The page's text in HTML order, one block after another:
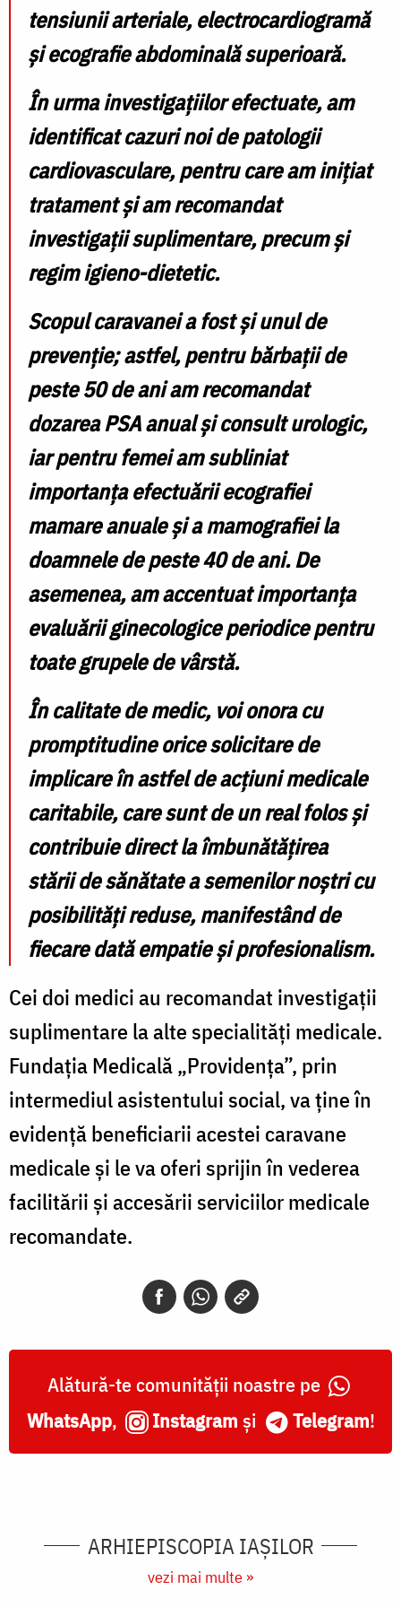
tensiunii arteriale, electrocardiogramă
și ecografie abdominală superioară.
În urma investigațiilor efectuate, am
identificat cazuri noi de patologii
cardiovasculare, pentru care am inițiat
tratament și am recomandat
investigații suplimentare, precum și
regim igieno-dietetic.
Scopul caravanei a fost și unul de
prevenție; astfel, pentru bărbații de
peste 50 de ani am recomandat
dozarea PSA anual și consult urologic,
iar pentru femei am subliniat
importanța efectuării ecografiei
mamare anuale și a mamografiei la
doamnele de peste 40 de ani. De
asemenea, am accentuat importanța
evaluării ginecologice periodice pentru
toate grupele de vârstă.
În calitate de medic, voi onora cu
promptitudine orice solicitare de
implicare în astfel de acțiuni medicale
caritabile, care sunt de un real folos și
contribuie direct la îmbunătățirea
stării de sănătate a semenilor noștri cu
posibilități reduse, manifestând de
fiecare dată empatie și profesionalism.
Cei doi medici au recomandat investigații
suplimentare la alte specialități medicale.
Fundația Medicală „Providența”, prin
intermediul asistentului social, va ține în
evidență beneficiarii acestei caravane
medicale și le va oferi sprijin în vederea
facilitării și accesării serviciilor medicale
recomandate.
Alătură-te comunității noastre pe
WhatsApp, Instagram și Telegram!
ARHIEPISCOPIA IAŞILOR
vezi mai multe »